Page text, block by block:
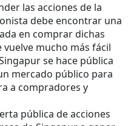
las acciones de la
debe encontrar una
en comprar dichas
vuelve mucho más fácil
se hace pública
mercado público para
a compradores y
pública de acciones